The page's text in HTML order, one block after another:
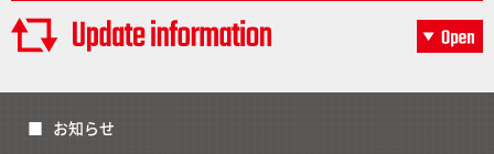
お知らせ